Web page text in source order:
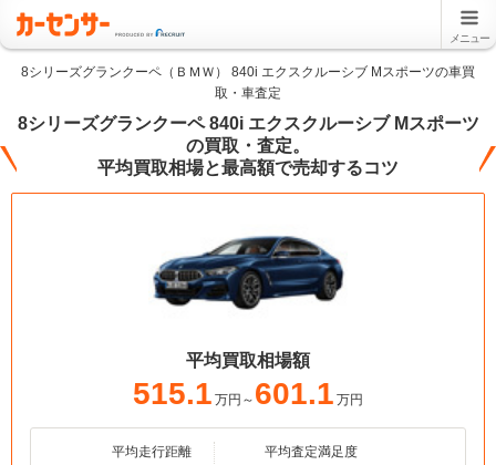
メニュー
8シリーズグランクーペ（ＢＭＷ） 840i エクスクルーシブ Mスポーツの車買
取・車査定
8シリーズグランクーペ 840i エクスクルーシブ Mスポーツ
の買取・査定。
平均買取相場と最高額で売却するコツ
平均買取相場額
515.1 万円～ 601.1 万円
平均走行距離 平均査定満足度